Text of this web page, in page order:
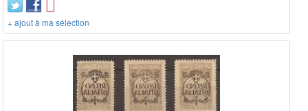
+ ajout à ma sélection